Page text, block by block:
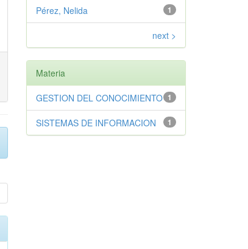
1
Pérez, Nelida
next >
Materia
1
GESTION DEL CONOCIMIENTO
1
SISTEMAS DE INFORMACION